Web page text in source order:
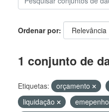
Ordenar por
1 conjunto de
Etiquetas: orçamento
liquidação
emepenho